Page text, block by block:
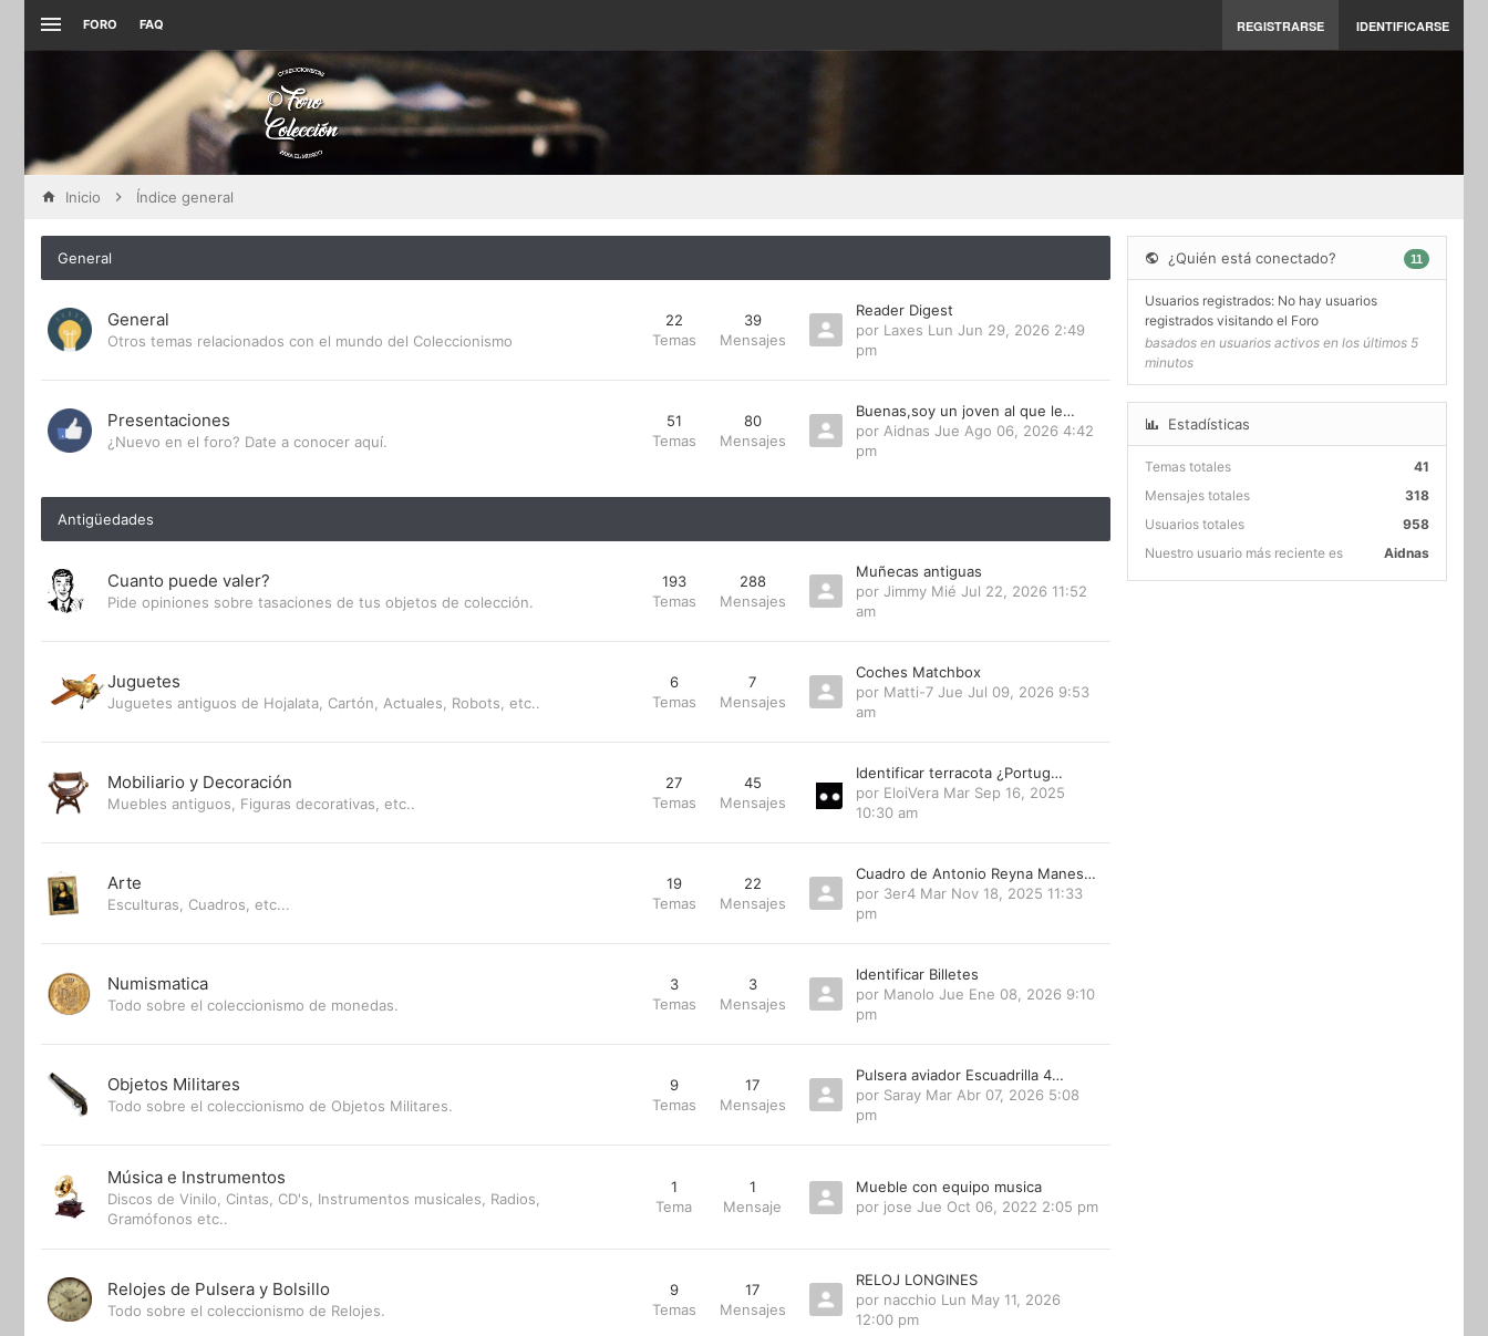
FORO FAQ REGISTRARSE IDENTIFICARSE
Inicio Índice general
General
General
Otros temas relacionados con el mundo del Coleccionismo
22
Temas
39
Mensajes
Reader Digest
por Laxes Lun Jun 29, 2026 2:49
pm
Presentaciones
¿Nuevo en el foro? Date a conocer aquí.
51
Temas
80
Mensajes
Buenas,soy un joven al que le…
por Aidnas Jue Ago 06, 2026 4:42
pm
Antigüedades
Cuanto puede valer?
Pide opiniones sobre tasaciones de tus objetos de colección.
193
Temas
288
Mensajes
Muñecas antiguas
por Jimmy Mié Jul 22, 2026 11:52
am
Juguetes
Juguetes antiguos de Hojalata, Cartón, Actuales, Robots, etc..
6
Temas
7
Mensajes
Coches Matchbox
por Matti-7 Jue Jul 09, 2026 9:53
am
Mobiliario y Decoración
Muebles antiguos, Figuras decorativas, etc..
27
Temas
45
Mensajes
Identificar terracota ¿Portug…
por EloiVera Mar Sep 16, 2025
10:30 am
Arte
Esculturas, Cuadros, etc...
19
Temas
22
Mensajes
Cuadro de Antonio Reyna Manes…
por 3er4 Mar Nov 18, 2025 11:33
pm
Numismatica
Todo sobre el coleccionismo de monedas.
3
Temas
3
Mensajes
Identificar Billetes
por Manolo Jue Ene 08, 2026 9:10
pm
Objetos Militares
Todo sobre el coleccionismo de Objetos Militares.
9
Temas
17
Mensajes
Pulsera aviador Escuadrilla 4…
por Saray Mar Abr 07, 2026 5:08
pm
Música e Instrumentos
Discos de Vinilo, Cintas, CD's, Instrumentos musicales, Radios,
Gramófonos etc..
1
Tema
1
Mensaje
Mueble con equipo musica
por jose Jue Oct 06, 2022 2:05 pm
Relojes de Pulsera y Bolsillo
Todo sobre el coleccionismo de Relojes.
9
Temas
17
Mensajes
RELOJ LONGINES
por nacchio Lun May 11, 2026
12:00 pm
¿Quién está conectado? 11
Usuarios registrados: No hay usuarios
registrados visitando el Foro
basados en usuarios activos en los últimos 5
minutos
Estadísticas
Temas totales
41
Mensajes totales
318
Usuarios totales
958
Nuestro usuario más reciente es
Aidnas